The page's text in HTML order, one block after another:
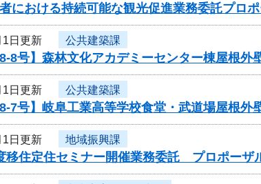
における持続可能な観光促進業務委託プロポ
1日更新 公共建築課
8-8号】森林文化アカデミーセンター棟屋根
1日更新 公共建築課
8-7号】岐阜工業高等学校食堂・武道場屋根
1日更新 地域振興課
移住定住セミナー開催業務委託 プロポーザ